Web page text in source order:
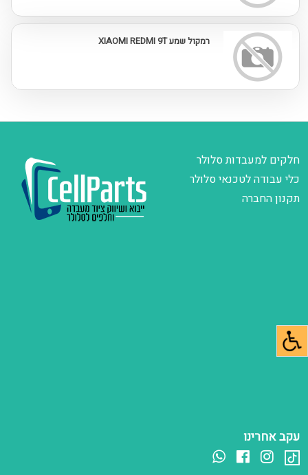
רמקול שמע XIAOMI REDMI 9T
עקב אחרינו
חלקים למעבדות סלולר
כלי עבודה לטכנאי סלולר
תקנון החברה